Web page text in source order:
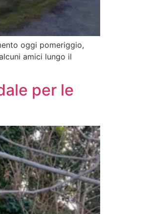
oggi pomeriggio,
amici lungo il
per le